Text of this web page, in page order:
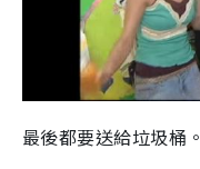
最後都要送給垃圾桶。